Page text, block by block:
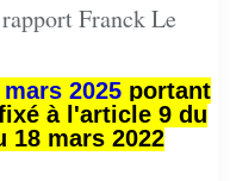
Franck Le
2025portant
à l'article 9 du
18 mars 2022